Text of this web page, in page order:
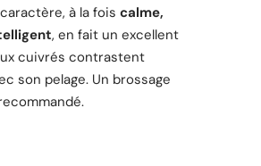
à la fois calme,
, en fait un excellent
cuivrés contrastent
son pelage. Un brossage